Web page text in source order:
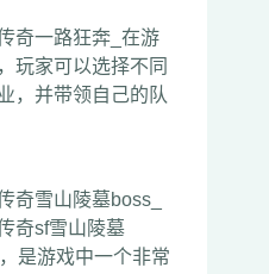
奇一路狂奔_在游
玩家可以选择不同
，并带领自己的队
奇雪山陵墓boss_
奇sf雪山陵墓
是游戏中一个非常